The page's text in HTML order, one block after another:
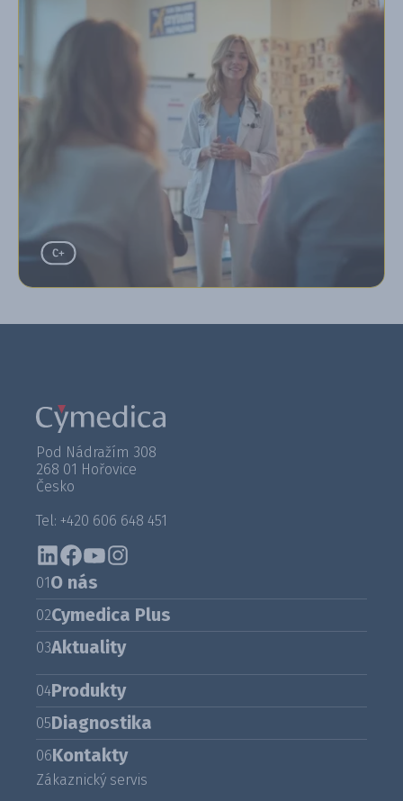
Pod Nádražím 308
268 01 Hořovice
Česko
Tel: +420 606 648 451
01O nás
02Cymedica Plus
03Aktuality
04Produkty
05Diagnostika
06Kontakty
Zákaznický servis